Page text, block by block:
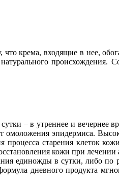
крема, входящие в нее,
происхождения.
– в утреннее и вечернее
эпидермиса.
старения клеток
кожи при лечении
единожды в сутки, либо по
дневного продукта